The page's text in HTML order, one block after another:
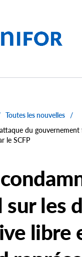
Toutes les nouvelles
/
du
le SCFP
sur les
libre